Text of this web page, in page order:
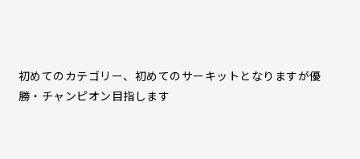
初めてのカテゴリー、初めてのサーキットとなりますが優
勝・チャンピオン目指します